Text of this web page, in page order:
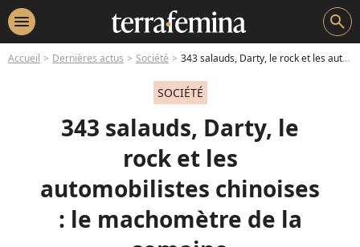
menu search
Accueil Dernières actus Société 343 salauds, Darty, le rock et les automobilistes chinoises : le machomètre de la semaine
SOCIÉTÉ
343 salauds, Darty, le
rock et les
automobilistes chinoises
: le machomètre de la